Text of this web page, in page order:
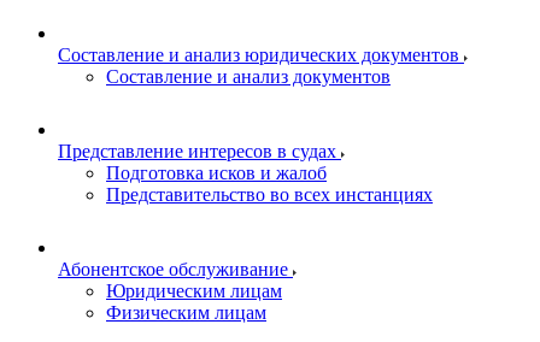
Составление и анализ юридических документов
Составление и анализ документов
Представление интересов в судах
Подготовка исков и жалоб
Представительство во всех инстанциях
Абонентское обслуживание
Юридическим лицам
Физическим лицам